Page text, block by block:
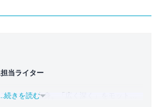
当ライター
アカデミー 出身。「広く深く」をモットー
...続きを読む